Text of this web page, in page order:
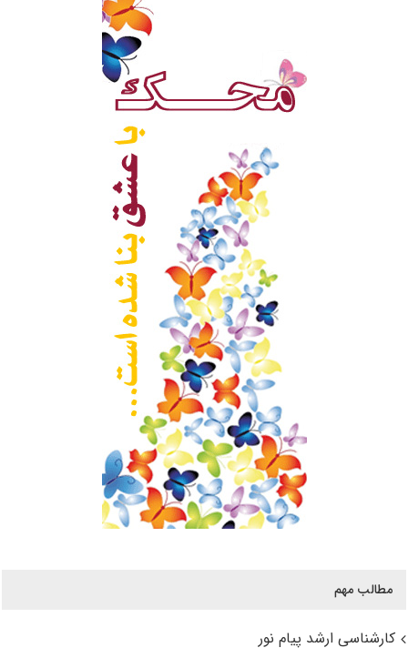
مطالب مهم
کارشناسی ارشد پیام نور